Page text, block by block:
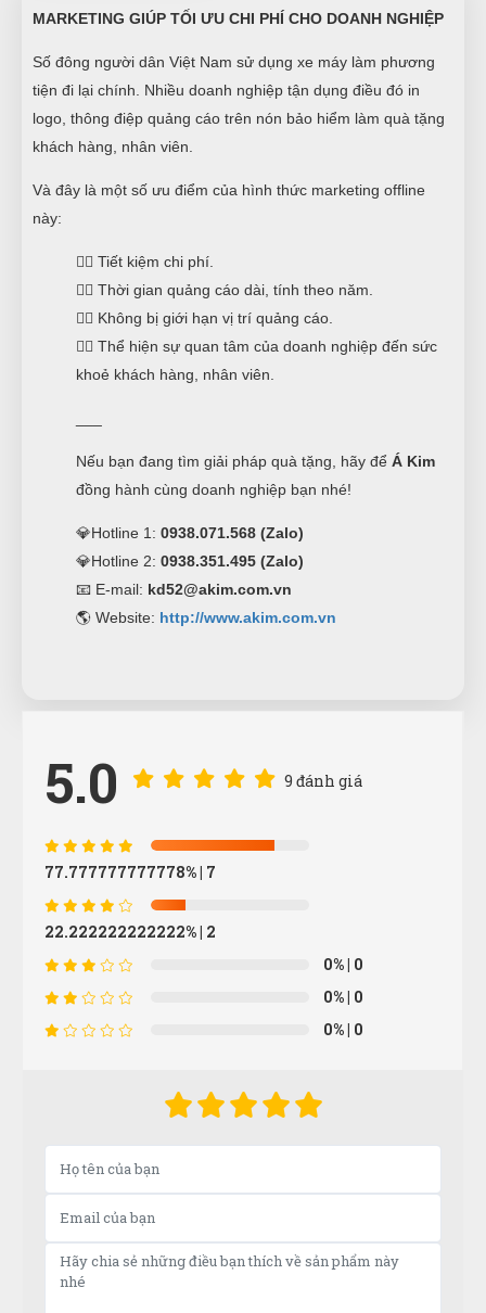
MARKETING GIÚP TỐI ƯU CHI PHÍ CHO DOANH NGHIỆP
Số đông người dân Việt Nam sử dụng xe máy làm phương
tiện đi lại chính. Nhiều doanh nghiệp tận dụng điều đó in
logo, thông điệp quảng cáo trên nón bảo hiểm làm quà tặng
khách hàng, nhân viên.
Và đây là một số ưu điểm của hình thức marketing offline
này:
👉🏻 Tiết kiệm chi phí.
👉🏻 Thời gian quảng cáo dài, tính theo năm.
👉🏻 Không bị giới hạn vị trí quảng cáo.
👉🏻 Thể hiện sự quan tâm của doanh nghiệp đến sức
khoẻ khách hàng, nhân viên.
Nếu bạn đang tìm giải pháp quà tặng, hãy để Á Kim
đồng hành cùng doanh nghiệp bạn nhé!
💎Hotline 1: 0938.071.568 (Zalo)
💎Hotline 2: 0938.351.495 (Zalo)
📧 E-mail: kd52@akim.com.vn
🌎 Website: http://www.akim.com.vn
5.0 9 đánh giá
77.777777777778%| 7
22.222222222222%| 2
0%| 0
0%| 0
0%| 0
Hoàng Trung Nhân
Tư vấn rất kiên nhẫn, hơi lâu xíu nhưng mua được
sản phẩm ưng ý
NÝ
(Đánh giá 1 năm trước)
XA
Xuân An
Hàng mới. Không chê vào đâu được. Thanks shop!